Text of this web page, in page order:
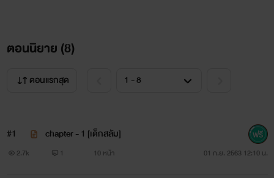
ตอนนิยาย (8)
ตอนแรกสุด
#1 chapter - 1 [เด็กสลัม]
2.7k 1 10 หน้า 01 ก.ย. 2563 12:10 น.